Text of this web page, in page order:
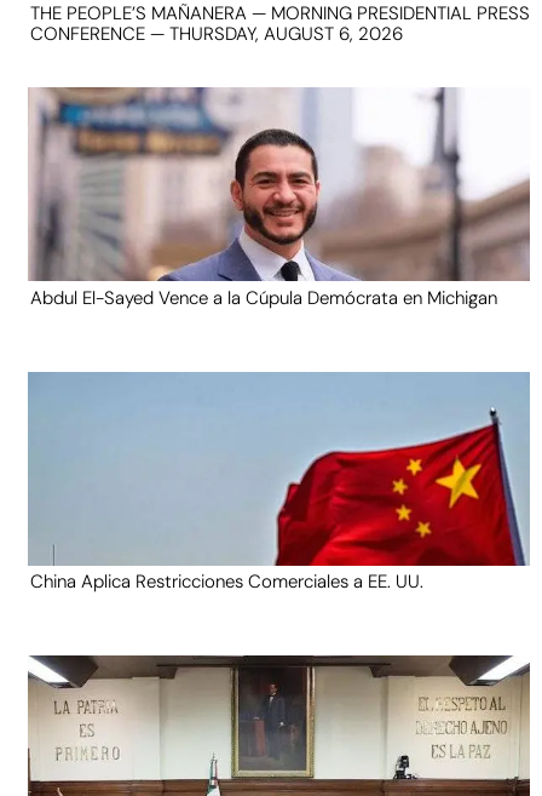
THE PEOPLE’S MAÑANERA — MORNING PRESIDENTIAL PRESS
CONFERENCE — THURSDAY, AUGUST 6, 2026
Abdul El-Sayed Vence a la Cúpula Demócrata en Michigan
China Aplica Restricciones Comerciales a EE. UU.